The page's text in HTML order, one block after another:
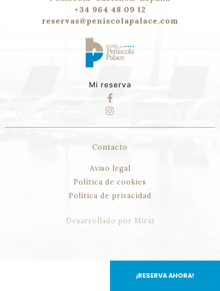
¡RESERVA AHORA!
+34 964 48 09 12
reservas@peniscolapalace.com
Mi reserva
Contacto
Aviso legal
Política de cookies
Política de privacidad
Desarrollado por Mirai